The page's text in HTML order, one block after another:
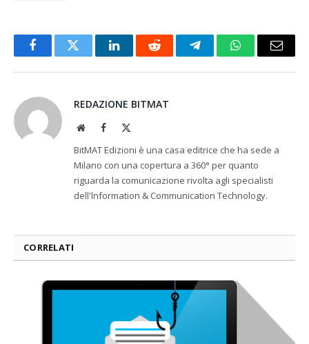
FacebookTwitter LinkedInReddit TelegramWhatsAppEmail
REDAZIONE BITMAT
WebsiteFacebook
BitMAT Edizioni è una casa editrice che ha sede a
Milano con una copertura a 360° per quanto
riguarda la comunicazione rivolta agli specialisti
dell'lnformation & Communication Technology.
CORRELATI